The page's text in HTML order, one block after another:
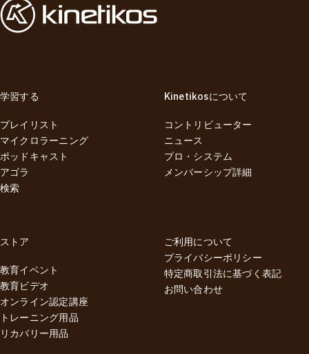
学習する
プレイリスト
マイクロラーニング
ポッドキャスト
アゴラ
検索
Kinetikosについて
コントリビューター
ニュース
プロ・システム
メンバーシップ詳細
ストア
教育イベント
教育ビデオ
オンライン認定講座
トレーニング用品
リカバリー用品
ご利用について
プライバシーポリシー
特定商取引法に基づく表記
お問い合わせ